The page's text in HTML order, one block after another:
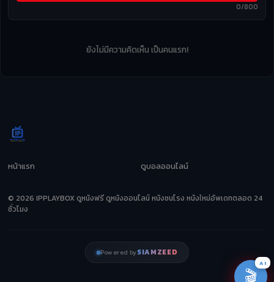
0/800
ยังไม่มีความคิดเห็น เป็นคนแรก!
หน้าแรก ดูบอลออนไลน์
© 2026 IPPLAYBOX ดูหนังฟรี ดูหนังออนไลน์ หนังชนโรง หนังใหม่อัพเดทตลอด 24
ชั่วโมง
Powered bySIAMZEED
🎬
AI